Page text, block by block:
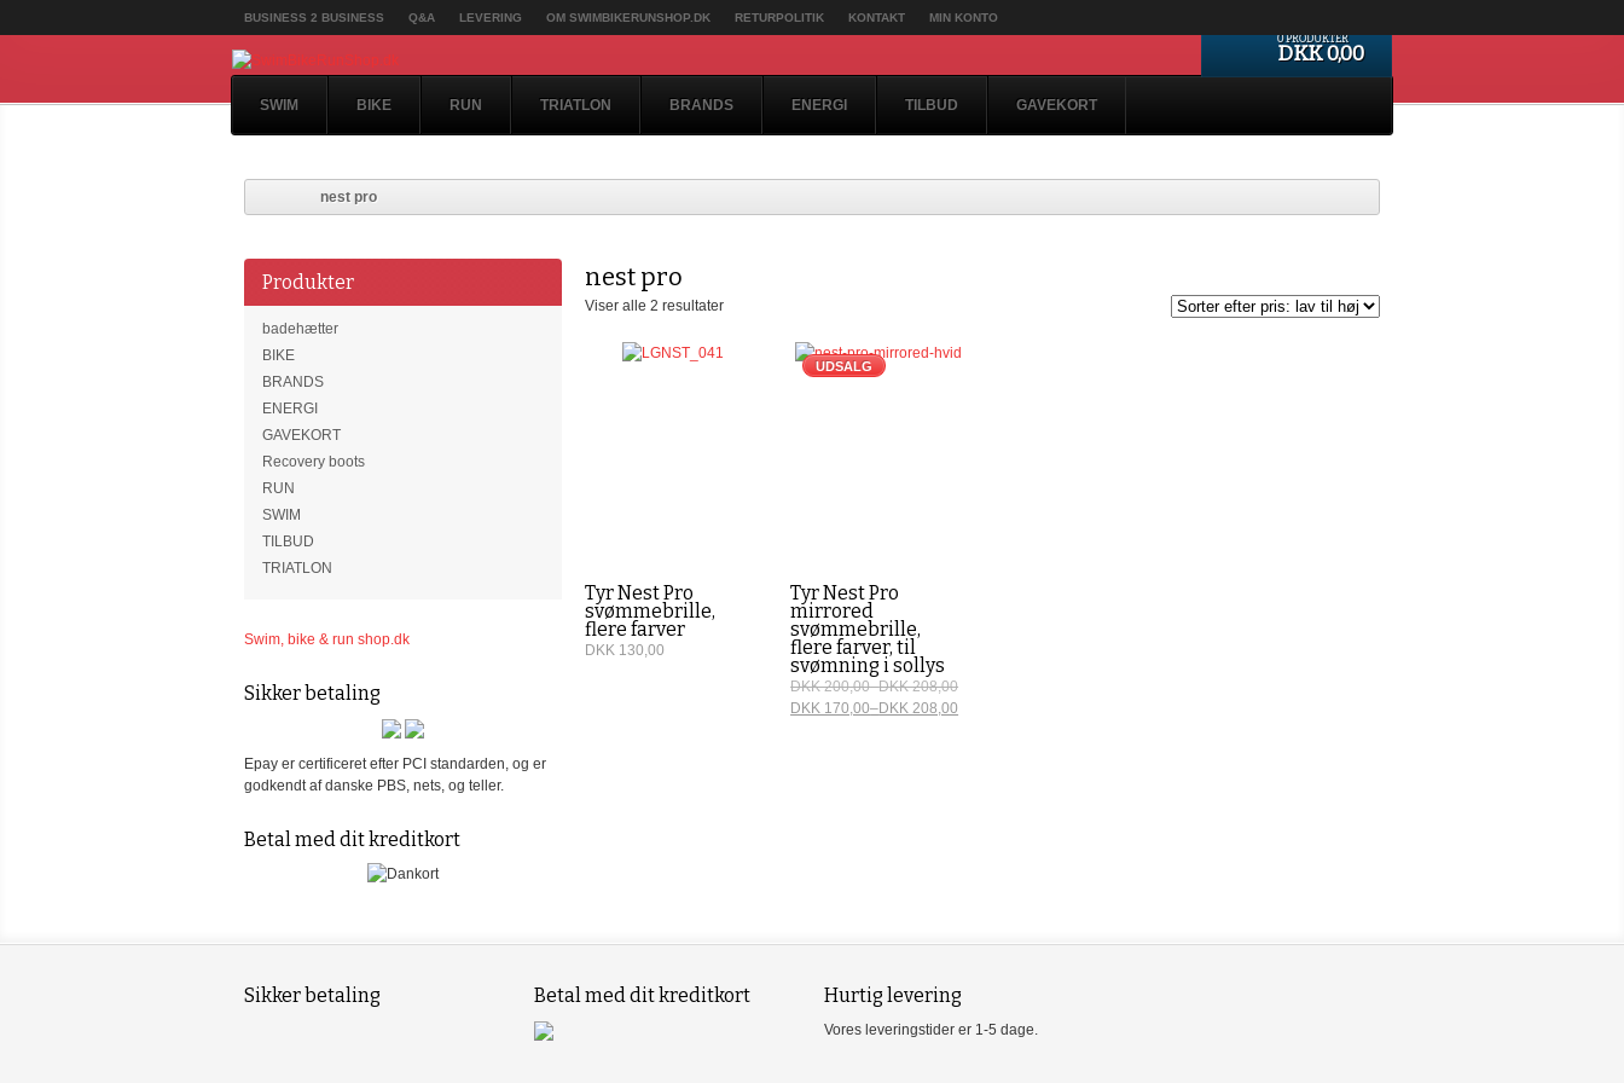
BUSINESS 2 BUSINESS Q&A LEVERING OM SWIMBIKERUNSHOP.DK RETURPOLITIK KONTAKT MIN KONTO
SWIM BIKE RUN TRIATLON BRANDS ENERGI TILBUD GAVEKORT
0 PRODUKTER
DKK 0,00
nest pro
nest pro
Viser alle 2 resultater
Tyr Nest Pro
svømmebrille,
flere farver
DKK 130,00
UDSALG
Tyr Nest Pro
mirrored
svømmebrille,
flere farver, til
svømning i sollys
DKK 200,00–DKK 208,00
DKK 170,00–DKK 208,00
Produkter
badehætter
BIKE
BRANDS
ENERGI
GAVEKORT
Recovery boots
RUN
SWIM
TILBUD
TRIATLON
Swim, bike & run shop.dk
Sikker betaling
Epay er certificeret efter PCI standarden, og er
godkendt af danske PBS, nets, og teller.
Betal med dit kreditkort
Sikker betaling Betal med dit kreditkort Hurtig levering
Vores leveringstider er 1-5 dage.